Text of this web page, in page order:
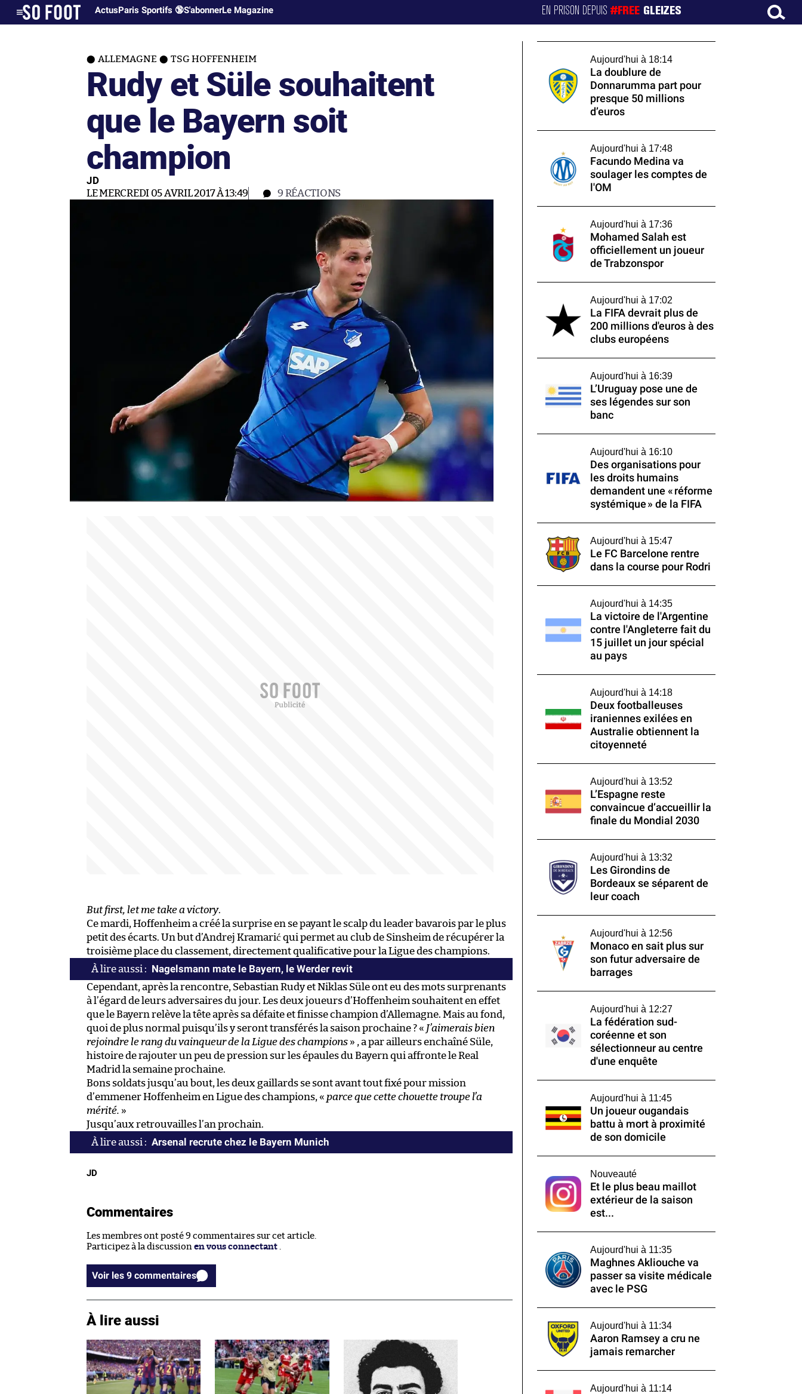
ActusParis Sportifs 🔞S'abonnerLe Magazine EN PRISON DEPUIS#FREE GLEIZES
ALLEMAGNE TSG HOFFENHEIM
Rudy et Süle souhaitent
que le Bayern soit
champion
JD
LE MERCREDI 05 AVRIL 2017 À 13:49 9 RÉACTIONS
But first, let me take a victory.
Ce mardi, Hoffenheim a créé la surprise en se payant le scalp du leader bavarois par le plus
petit des écarts. Un but d’Andrej Kramarić qui permet au club de Sinsheim de récupérer la
troisième place du classement, directement qualificative pour la Ligue des champions.
Nagelsmann mate le Bayern, le Werder revit
Cependant, après la rencontre, Sebastian Rudy et Niklas Süle ont eu des mots surprenants
à l’égard de leurs adversaires du jour. Les deux joueurs d’Hoffenheim souhaitent en effet
que le Bayern relève la tête après sa défaite et finisse champion d’Allemagne. Mais au fond,
quoi de plus normal puisqu’ils y seront transférés la saison prochaine ? « J’aimerais bien
rejoindre le rang du vainqueur de la Ligue des champions » , a par ailleurs enchaîné Süle,
histoire de rajouter un peu de pression sur les épaules du Bayern qui affronte le Real
Madrid la semaine prochaine.
Bons soldats jusqu’au bout, les deux gaillards se sont avant tout fixé pour mission
d’emmener Hoffenheim en Ligue des champions, « parce que cette chouette troupe l’a
mérité. »
Jusqu’aux retrouvailles l’an prochain.
Arsenal recrute chez le Bayern Munich
JD
Commentaires
Les membres ont posté 9 commentaires sur cet article.
Participez à la discussion en vous connectant .
Voir les 9 commentaires
À lire aussi
Aujourd'hui à 18:14
La doublure de
Donnarumma part pour
presque 50 millions
d’euros
Aujourd'hui à 17:48
Facundo Medina va
soulager les comptes de
l'OM
Aujourd'hui à 17:36
Mohamed Salah est
officiellement un joueur
de Trabzonspor
Aujourd'hui à 17:02
La FIFA devrait plus de
200 millions d'euros à des
clubs européens
Aujourd'hui à 16:39
L’Uruguay pose une de
ses légendes sur son
banc
Aujourd'hui à 16:10
Des organisations pour
les droits humains
demandent une « réforme
systémique » de la FIFA
Aujourd'hui à 15:47
Le FC Barcelone rentre
dans la course pour Rodri
Aujourd'hui à 14:35
La victoire de l'Argentine
contre l'Angleterre fait du
15 juillet un jour spécial
au pays
Aujourd'hui à 14:18
Deux footballeuses
iraniennes exilées en
Australie obtiennent la
citoyenneté
Aujourd'hui à 13:52
L’Espagne reste
convaincue d’accueillir la
finale du Mondial 2030
Aujourd'hui à 13:32
Les Girondins de
Bordeaux se séparent de
leur coach
Aujourd'hui à 12:56
Monaco en sait plus sur
son futur adversaire de
barrages
Aujourd'hui à 12:27
La fédération sud-
coréenne et son
sélectionneur au centre
d'une enquête
Aujourd'hui à 11:45
Un joueur ougandais
battu à mort à proximité
de son domicile
Nouveauté
Et le plus beau maillot
extérieur de la saison
est...
Aujourd'hui à 11:35
Maghnes Akliouche va
passer sa visite médicale
avec le PSG
Aujourd'hui à 11:34
Aaron Ramsey a cru ne
jamais remarcher
Aujourd'hui à 11:14